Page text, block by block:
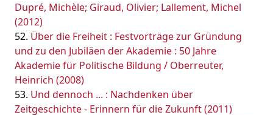
Dupré, Michèle; Giraud, Olivier; Lallement, Michel
(2012)
Über die Freiheit : Festvorträge zur Gründung
und zu den Jubiläen der Akademie : 50 Jahre
Akademie für Politische Bildung / Oberreuter,
Heinrich (2008)
Und dennoch ... : Nachdenken über
Zeitgeschichte - Erinnern für die Zukunft (2011)